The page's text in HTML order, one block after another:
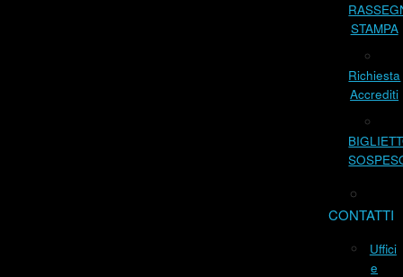
STAMPA
Richiesta
Accrediti
CONTATTI
Uffici
e